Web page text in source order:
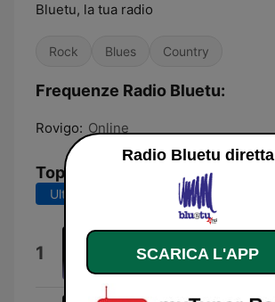
Bluetu, la tua radio
Rock Blues Country
Frequenze Radio Bluetu:
Rovigo: Online
Top brani
Ultimi 7 giorni Ultimi 30 giorni
1 Giorgio23
Radio Bluetu diretta
SCARICA L'APP